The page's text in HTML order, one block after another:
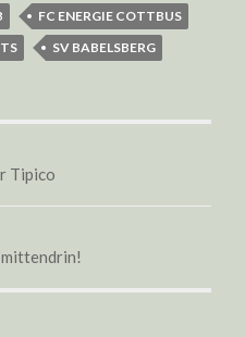
FC ENERGIE COTTBUS
SV BABELSBERG
Tipico